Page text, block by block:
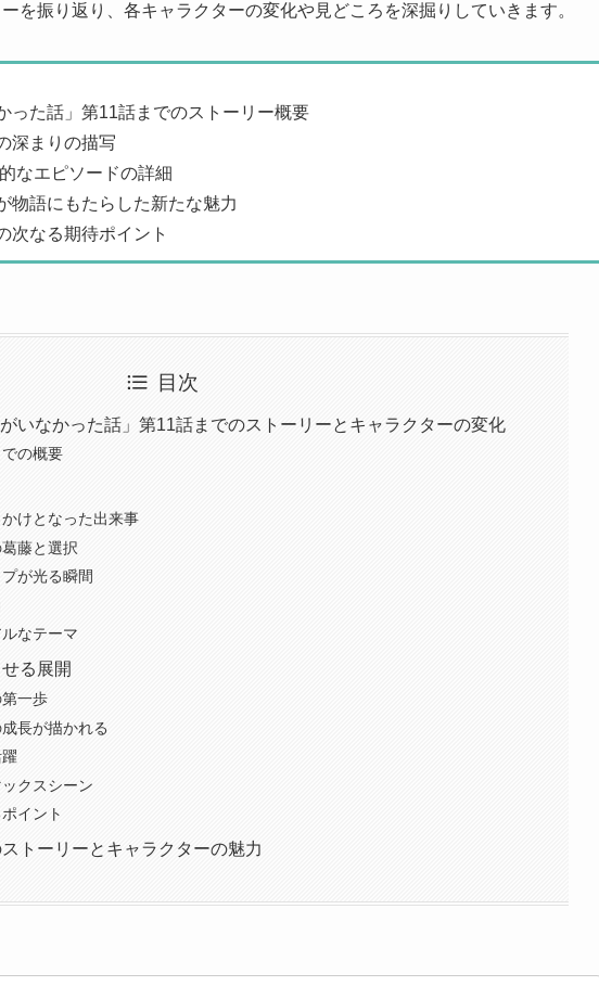
を振り返り、各キャラクターの変化や見どころを深掘りしていきます。
った話」第11話までのストーリー概要
深まりの描写
なエピソードの詳細
物語にもたらした新たな魅力
次なる期待ポイント
目次
がいなかった話」第11話までのストーリーとキャラクターの変化
の概要
けとなった出来事
藤と選択
が光る瞬間
なテーマ
る展開
一歩
長が描かれる
クスシーン
イント
トーリーとキャラクターの魅力